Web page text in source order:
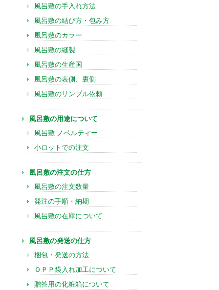
風呂敷の手入れ方法
風呂敷の結び方・包み方
風呂敷のカラー
風呂敷の縫製
風呂敷の生産国
風呂敷の表側、裏側
風呂敷のサンプル依頼
風呂敷の用途について
風呂敷 ノベルティー
小ロットでの注文
風呂敷の注文の仕方
風呂敷の注文数量
発注の手順・納期
風呂敷の在庫について
風呂敷の発送の仕方
梱包・発送の方法
ＯＰＰ袋入れ加工について
贈答用の化粧箱について